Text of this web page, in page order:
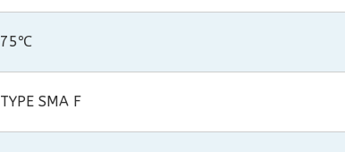
75℃
TYPE SMA F